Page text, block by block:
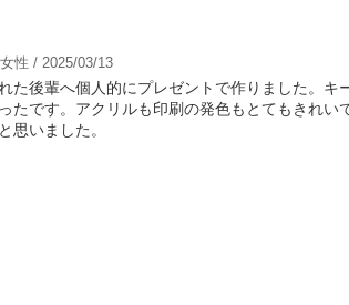
性 / 2025/03/13
た後輩へ個人的にプレゼントで作りました。
たです。アクリルも印刷の発色もとてもきれ
思いました。